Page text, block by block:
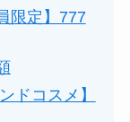
限定】777
ドコスメ】